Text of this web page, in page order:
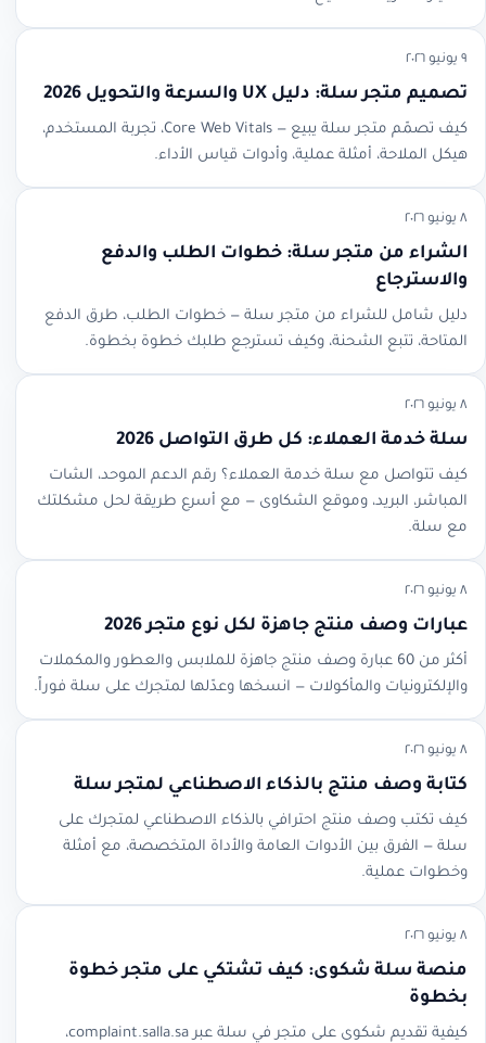
٩ يونيو ٢٠٢٦
تصميم متجر سلة: دليل UX والسرعة والتحويل 2026
كيف تصمّم متجر سلة يبيع — Core Web Vitals، تجربة المستخدم،
هيكل الملاحة، أمثلة عملية، وأدوات قياس الأداء.
٨ يونيو ٢٠٢٦
الشراء من متجر سلة: خطوات الطلب والدفع
والاسترجاع
دليل شامل للشراء من متجر سلة — خطوات الطلب، طرق الدفع
المتاحة، تتبع الشحنة، وكيف تسترجع طلبك خطوة بخطوة.
٨ يونيو ٢٠٢٦
سلة خدمة العملاء: كل طرق التواصل 2026
كيف تتواصل مع سلة خدمة العملاء؟ رقم الدعم الموحد، الشات
المباشر، البريد، وموقع الشكاوى — مع أسرع طريقة لحل مشكلتك
مع سلة.
٨ يونيو ٢٠٢٦
عبارات وصف منتج جاهزة لكل نوع متجر 2026
أكثر من 60 عبارة وصف منتج جاهزة للملابس والعطور والمكملات
والإلكترونيات والمأكولات — انسخها وعدّلها لمتجرك على سلة فوراً.
٨ يونيو ٢٠٢٦
كتابة وصف منتج بالذكاء الاصطناعي لمتجر سلة
كيف تكتب وصف منتج احترافي بالذكاء الاصطناعي لمتجرك على
سلة — الفرق بين الأدوات العامة والأداة المتخصصة، مع أمثلة
وخطوات عملية.
٨ يونيو ٢٠٢٦
منصة سلة شكوى: كيف تشتكي على متجر خطوة
بخطوة
كيفية تقديم شكوى على متجر في سلة عبر complaint.salla.sa،